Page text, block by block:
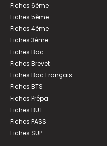
Fiches 6ème
Fiches 5ème
Fiches 4ème
Fiches 3ème
Fiches Bac
Fiches Brevet
Fiches Bac Français
Fiches BTS
Fiches Prépa
Fiches BUT
Fiches PASS
Fiches SUP